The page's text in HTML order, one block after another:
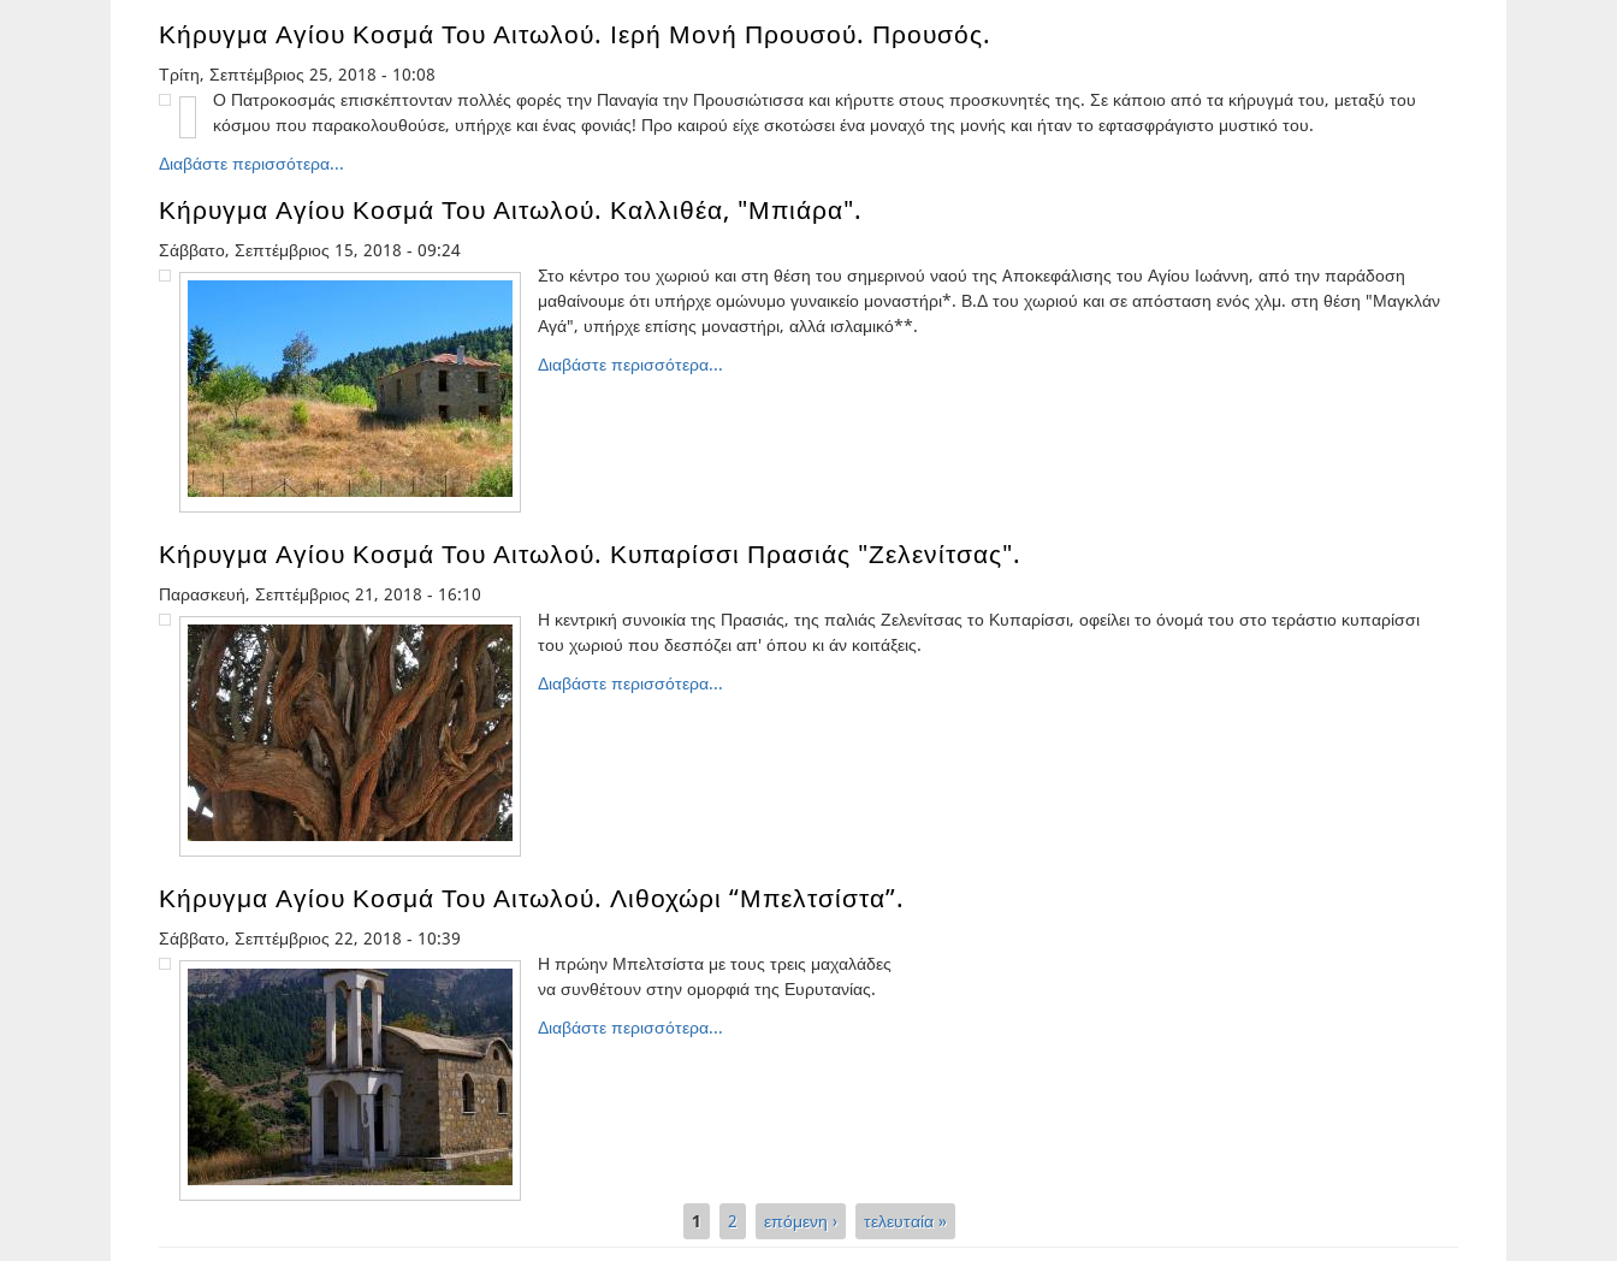
Κήρυγμα Αγίου Κοσμά Του Αιτωλού. Ιερή Μονή Προυσού. Προυσός.
Τρίτη, Σεπτέμβριος 25, 2018 - 10:08
Ο Πατροκοσμάς επισκέπτονταν πολλές φορές την Παναγία την Προυσιώτισσα και κήρυττε στους προσκυνητές της. Σε κάποιο από τα κήρυγμά του, μεταξύ του
κόσμου που παρακολουθούσε, υπήρχε και ένας φονιάς! Προ καιρού είχε σκοτώσει ένα μοναχό της μονής και ήταν το εφτασφράγιστο μυστικό του.
Διαβάστε περισσότερα...
Κήρυγμα Αγίου Κοσμά Του Αιτωλού. Καλλιθέα, "Μπιάρα".
Σάββατο, Σεπτέμβριος 15, 2018 - 09:24
Στο κέντρο του χωριού και στη θέση του σημερινού ναού της Aποκεφάλισης του Αγίου Ιωάννη, από την παράδοση
μαθαίνουμε ότι υπήρχε ομώνυμο γυναικείο μοναστήρι*. Β.Δ του χωριού και σε απόσταση ενός χλμ. στη θέση "Μαγκλάν
Αγά", υπήρχε επίσης μοναστήρι, αλλά ισλαμικό**.
Διαβάστε περισσότερα...
Κήρυγμα Αγίου Κοσμά Του Αιτωλού. Κυπαρίσσι Πρασιάς "Ζελενίτσας".
Παρασκευή, Σεπτέμβριος 21, 2018 - 16:10
Η κεντρική συνοικία της Πρασιάς, της παλιάς Ζελενίτσας το Κυπαρίσσι, οφείλει το όνομά του στο τεράστιο κυπαρίσσι
του χωριού που δεσπόζει απ' όπου κι άν κοιτάξεις.
Διαβάστε περισσότερα...
Κήρυγμα Αγίου Κοσμά Του Αιτωλού. Λιθοχώρι “Μπελτσίστα”.
Σάββατο, Σεπτέμβριος 22, 2018 - 10:39
Η πρώην Μπελτσίστα με τους τρεις μαχαλάδες
να συνθέτουν στην ομορφιά της Ευρυτανίας.
Διαβάστε περισσότερα...
1 2 επόμενη › τελευταία »